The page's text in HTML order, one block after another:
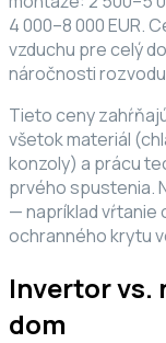
4 000–8 000 EUR.
vzduchu pre celý
náročnosti
Tieto ceny
všetok materiál
konzoly) a prácu
prvého spustenia.
— napríklad vŕtanie
ochranného krytu
Invertor vs.
dom